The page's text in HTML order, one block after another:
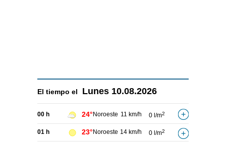
El tiempo el Lunes 10.08.2026
00 h 24° Noroeste 11 km/h 0 l/m2
01 h 23° Noroeste 14 km/h 0 l/m2